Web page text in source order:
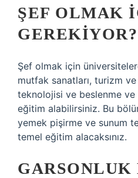
ŞEF OLMAK
GEREKIYOR?
Şef olmak için
mutfak sanatları, turizm
teknolojisi ve beslenme ve
eğitim alabilirsiniz. Bu
yemek pişirme ve sunum
temel eğitim alacaksınız.
GARSONLUK